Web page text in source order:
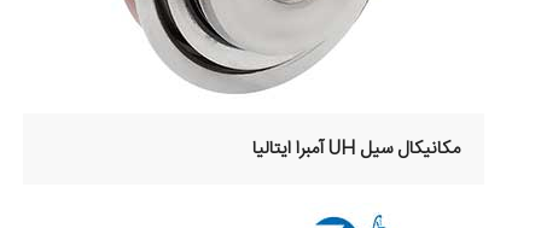
مکانیکال سیل UH آمبرا ایتالیا